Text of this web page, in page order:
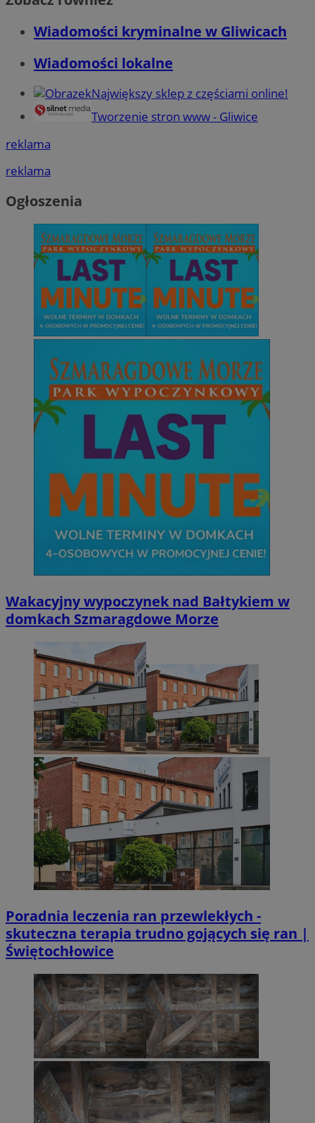
Wiadomości kryminalne w Gliwicach
Wiadomości lokalne
Największy sklep z częściami online!
Tworzenie stron www - Gliwice
reklama
reklama
Ogłoszenia
Wakacyjny wypoczynek nad Bałtykiem w
domkach Szmaragdowe Morze
Poradnia leczenia ran przewlekłych -
skuteczna terapia trudno gojących się ran |
Świętochłowice